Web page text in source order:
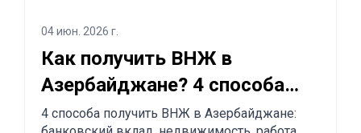
04 июн. 2026 г.
Как получить ВНЖ в
Азербайджане? 4 способа
легализоваться
4 способа получить ВНЖ в Азербайджане: